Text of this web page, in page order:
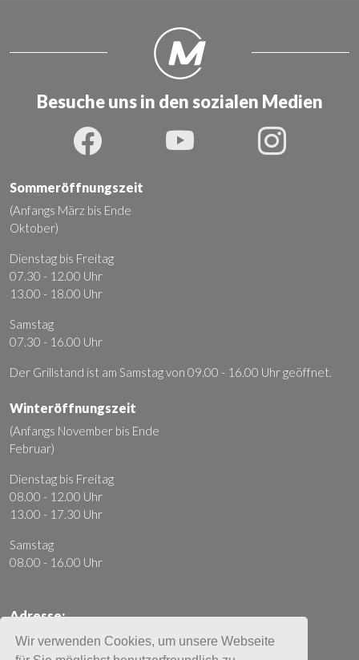
Wir verwenden Cookies, um unsere Webseite
Besuche uns in den sozialen Medien
Sommeröffnungszeit
(Anfangs März bis Ende
Oktober)
Dienstag bis Freitag
07.30 - 12.00 Uhr
13.00 - 18.00 Uhr
Samstag
07.30 - 16.00 Uhr
Der Grillstand ist am Samstag von 09.00 - 16.00 Uhr geöffnet.
Winteröffnungszeit
(Anfangs November bis Ende
Februar)
Dienstag bis Freitag
08.00 - 12.00 Uhr
13.00 - 17.30 Uhr
Samstag
08.00 - 16.00 Uhr
Adresse:
Moto Mader AG
Ausserfeldstrasse 20